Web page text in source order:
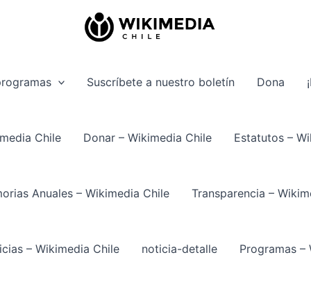
Suscríbete a nuestro boletín Dona
Chile Donar – Wikimedia Chile Estatutos –
Anuales – Wikimedia Chile Transparencia –
– Wikimedia Chile noticia-detalle Programas –